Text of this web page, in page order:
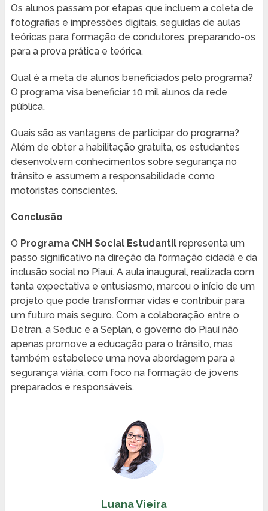
Os alunos passam por etapas que incluem a coleta de
fotografias e impressões digitais, seguidas de aulas
teóricas para formação de condutores, preparando-os
para a prova prática e teórica.
Qual é a meta de alunos beneficiados pelo programa?
O programa visa beneficiar 10 mil alunos da rede
pública.
Quais são as vantagens de participar do programa?
Além de obter a habilitação gratuita, os estudantes
desenvolvem conhecimentos sobre segurança no
trânsito e assumem a responsabilidade como
motoristas conscientes.
Conclusão
O Programa CNH Social Estudantilrepresenta um
passo significativo na direção da formação cidadã e da
inclusão social no Piauí. A aula inaugural, realizada com
tanta expectativa e entusiasmo, marcou o início de um
projeto que pode transformar vidas e contribuir para
um futuro mais seguro. Com a colaboração entre o
Detran, a Seduc e a Seplan, o governo do Piauí não
apenas promove a educação para o trânsito, mas
também estabelece uma nova abordagem para a
segurança viária, com foco na formação de jovens
preparados e responsáveis.
Luana Vieira